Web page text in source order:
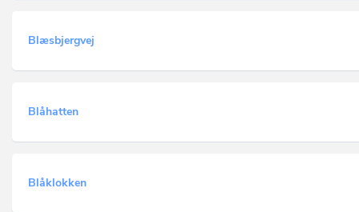
Blæsbjergvej
Blåhatten
Blåklokken